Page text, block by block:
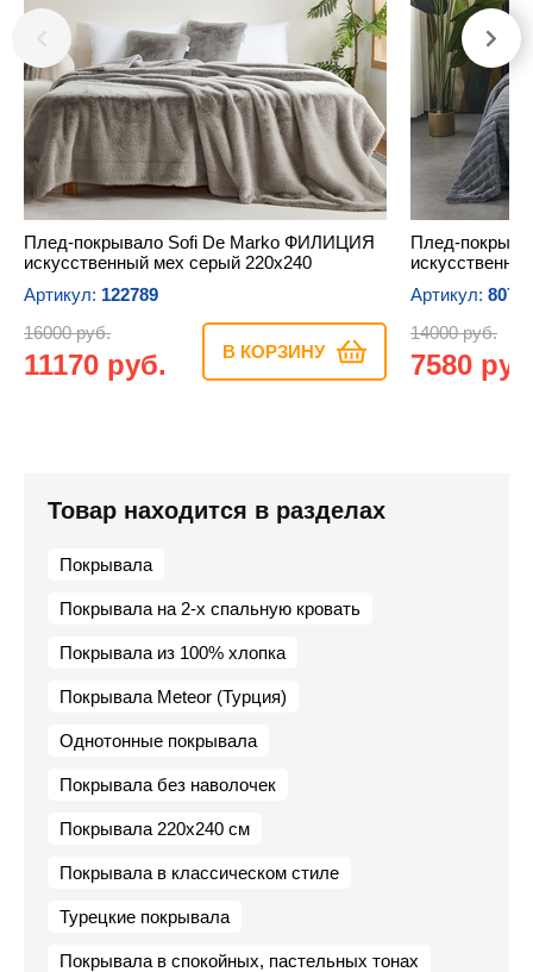
Плед-покрывало Sofi De Marko ФИЛИЦИЯ
искусственный мех серый 220х240
Артикул: 122789
16000 руб.
11170 руб. В КОРЗИНУ
Плед-
Артикул:
14000 руб.
7580
Товар находится в разделах
Покрывала
Покрывала на 2-х спальную кровать
Покрывала из 100% хлопка
Покрывала Meteor (Турция)
Однотонные покрывала
Покрывала без наволочек
Покрывала 220х240 см
Покрывала в классическом стиле
Турецкие покрывала
Покрывала в спокойных, пастельных тонах